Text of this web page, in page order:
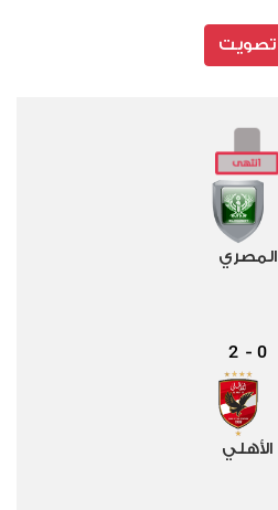
تصويت
المصري
0
-
2
الأهلي